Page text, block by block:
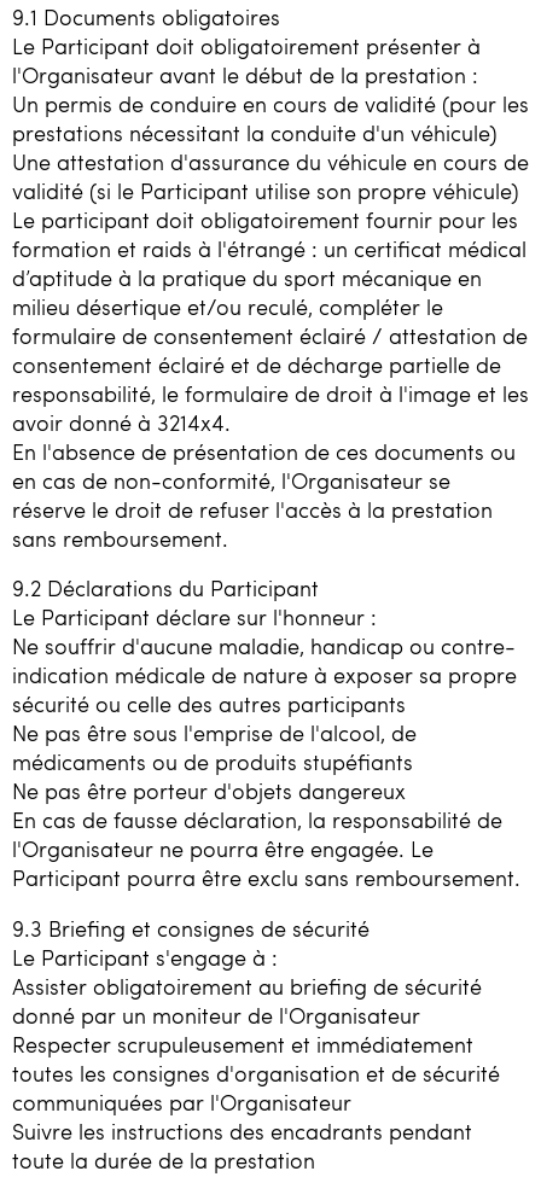
9.1 Documents obligatoires
Le Participant doit obligatoirement présenter à
l'Organisateur avant le début de la prestation :
Un permis de conduire en cours de validité (pour les
prestations nécessitant la conduite d'un véhicule)
Une attestation d'assurance du véhicule en cours de
validité (si le Participant utilise son propre véhicule)
Le participant doit obligatoirement fournir pour les
formation et raids à l'étrangé : un certificat médical
d’aptitude à la pratique du sport mécanique en
milieu désertique et/ou reculé, compléter le
formulaire de consentement éclairé / attestation de
consentement éclairé et de décharge partielle de
responsabilité, le formulaire de droit à l'image et les
avoir donné à 3214x4.
En l'absence de présentation de ces documents ou
en cas de non-conformité, l'Organisateur se
réserve le droit de refuser l'accès à la prestation
sans remboursement.
9.2 Déclarations du Participant
Le Participant déclare sur l'honneur :
Ne souffrir d'aucune maladie, handicap ou contre-
indication médicale de nature à exposer sa propre
sécurité ou celle des autres participants
Ne pas être sous l'emprise de l'alcool, de
médicaments ou de produits stupéfiants
Ne pas être porteur d'objets dangereux
En cas de fausse déclaration, la responsabilité de
l'Organisateur ne pourra être engagée. Le
Participant pourra être exclu sans remboursement.
9.3 Briefing et consignes de sécurité
Le Participant s'engage à :
Assister obligatoirement au briefing de sécurité
donné par un moniteur de l'Organisateur
Respecter scrupuleusement et immédiatement
toutes les consignes d'organisation et de sécurité
communiquées par l'Organisateur
Suivre les instructions des encadrants pendant
toute la durée de la prestation